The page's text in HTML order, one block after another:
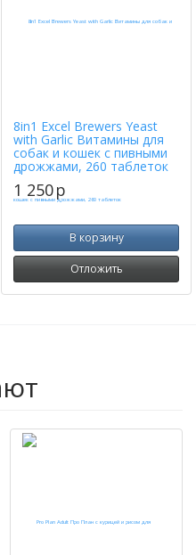
8in1 Excel Brewers Yeast
with Garlic Витамины для
собак и кошек с пивными
дрожжами, 260 таблеток
1 250p
В корзину
Отложить